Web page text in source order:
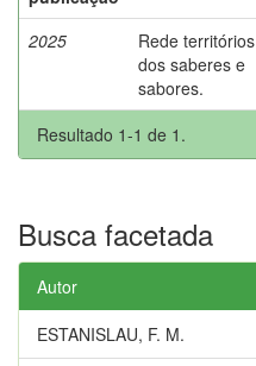
2025
Rede territórios
dos saberes e
sabores.
Resultado 1-1 de 1.
Busca facetada
Autor
ESTANISLAU, F. M.